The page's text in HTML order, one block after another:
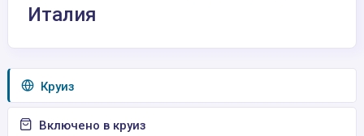
Италия
Круиз
Включено в круиз